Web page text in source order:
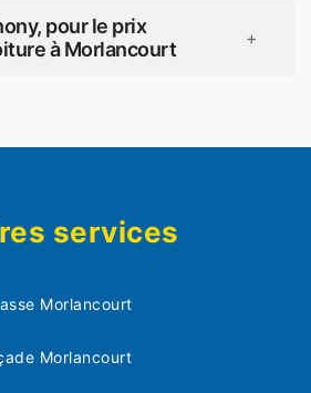
pour le prix
à Morlancourt
+
services
Morlancourt
Morlancourt